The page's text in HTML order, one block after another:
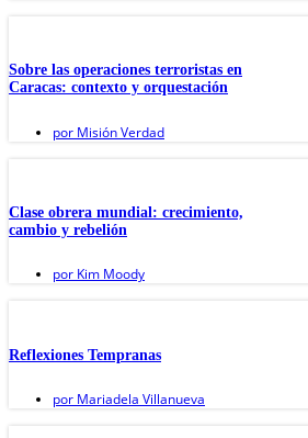
Sobre las operaciones terroristas en
Caracas: contexto y orquestación
por Misión Verdad
Clase obrera mundial: crecimiento,
cambio y rebelión
por Kim Moody
Reflexiones Tempranas
por Mariadela Villanueva